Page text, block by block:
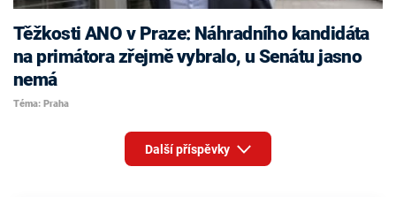
Těžkosti ANO v Praze: Náhradního kandidáta
na primátora zřejmě vybralo, u Senátu jasno
nemá
Téma: Praha
Další příspěvky